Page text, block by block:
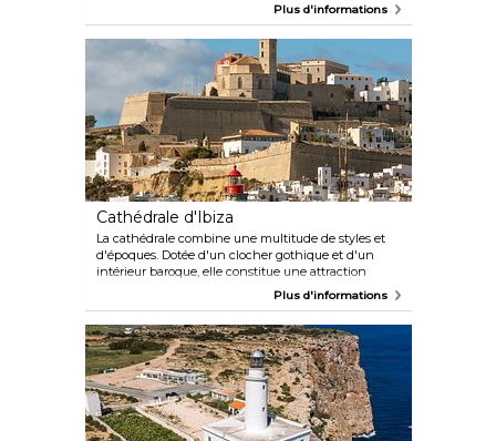
professionnelles disséminées sur l'île, en particulier
autour des principales plages.
Plus d'informations
Cathédrale d'Ibiza
La cathédrale combine une multitude de styles et
d'époques. Dotée d'un clocher gothique et d'un
intérieur baroque, elle constitue une attraction
absolument fascinante pour les passionnés
Museu Diocesà.
Plus d'informations